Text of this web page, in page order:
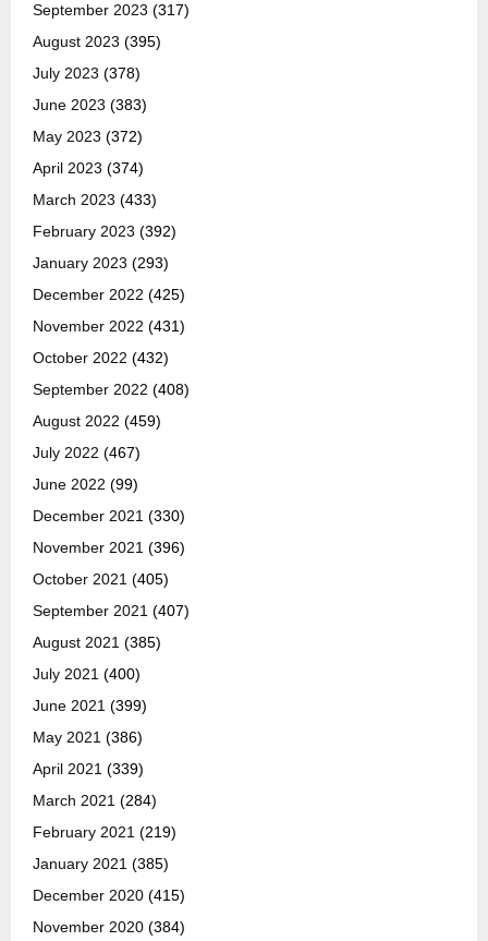
September 2023 (317)
August 2023 (395)
July 2023 (378)
June 2023 (383)
May 2023 (372)
April 2023 (374)
March 2023 (433)
February 2023 (392)
January 2023 (293)
December 2022 (425)
November 2022 (431)
October 2022 (432)
September 2022 (408)
August 2022 (459)
July 2022 (467)
June 2022 (99)
December 2021 (330)
November 2021 (396)
October 2021 (405)
September 2021 (407)
August 2021 (385)
July 2021 (400)
June 2021 (399)
May 2021 (386)
April 2021 (339)
March 2021 (284)
February 2021 (219)
January 2021 (385)
December 2020 (415)
November 2020 (384)